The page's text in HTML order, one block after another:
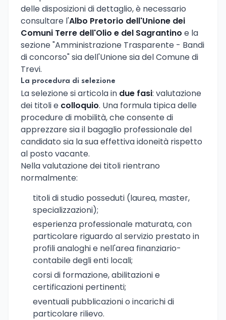
delle disposizioni di dettaglio, è necessario
consultare l'Albo Pretorio dell'Unione dei
Comuni Terre dell'Olio e del Sagrantino e la
sezione "Amministrazione Trasparente - Bandi
di concorso" sia dell'Unione sia del Comune di
Trevi.
La procedura di selezione
La selezione si articola in due fasi: valutazione
dei titoli e colloquio. Una formula tipica delle
procedure di mobilità, che consente di
apprezzare sia il bagaglio professionale del
candidato sia la sua effettiva idoneità rispetto
al posto vacante.
Nella valutazione dei titoli rientrano
normalmente:
titoli di studio posseduti (laurea, master,
specializzazioni);
esperienza professionale maturata, con
particolare riguardo al servizio prestato in
profili analoghi e nell'area finanziario-
contabile degli enti locali;
corsi di formazione, abilitazioni e
certificazioni pertinenti;
eventuali pubblicazioni o incarichi di
particolare rilievo.